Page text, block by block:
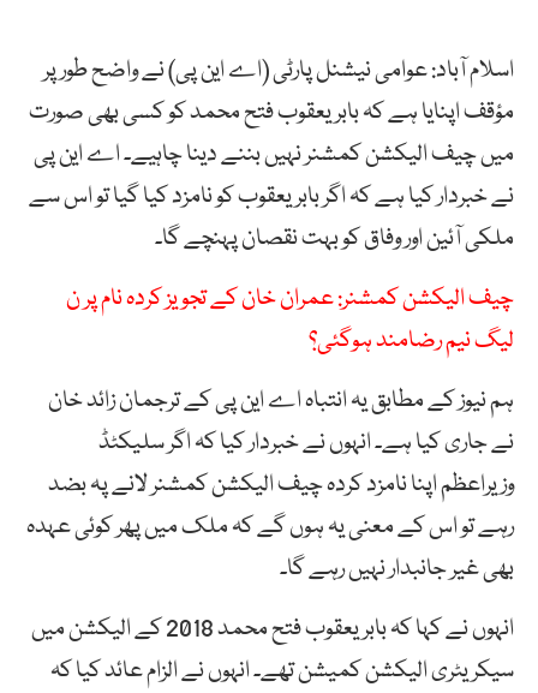
اسلام آباد: عوامی نیشنل پارٹی (اے این پی) نے واضح طور پر
مؤقف اپنایا ہے کہ بابر یعقوب فتح محمد کو کسی بھی صورت
میں چیف الیکشن کمشنر نہیں بننے دینا چاہیے۔ اے این پی
نے خبردار کیا ہے کہ اگر بابر یعقوب کو نامزد کیا گیا تو اس سے
ملکی آئین اور وفاق کو بہت نقصان پہنچے گا۔
چیف الیکشن کمشنر: عمران خان کے تجویز کردہ نام پر ن
لیگ نیم رضامند ہوگئی؟
ہم نیوز کے مطابق یہ انتباہ اے این پی کے ترجمان زائد خان
نے جاری کیا ہے۔ انہوں نے خبردار کیا کہ اگر سلیکٹڈ
وزیراعظم اپنا نامزد کردہ چیف الیکشن کمشنر لانے پہ بضد
رہے تو اس کے معنی یہ ہوں گے کہ ملک میں پھر کوئی عہدہ
بھی غیر جانبدار نہیں رہے گا۔
انہوں نے کہا کہ بابر یعقوب فتح محمد 2018 کے الیکشن میں
سیکریٹری الیکشن کمیشن تھے۔ انہوں نے الزام عائد کیا کہ